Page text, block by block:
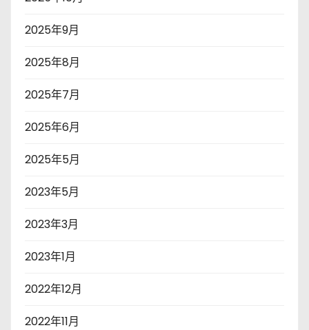
2025年9月
2025年8月
2025年7月
2025年6月
2025年5月
2023年5月
2023年3月
2023年1月
2022年12月
2022年11月